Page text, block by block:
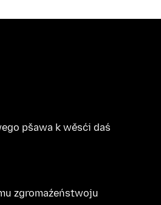
pšawa k wěsći daś
zgromaźeństwoju